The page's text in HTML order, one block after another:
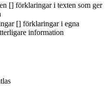
[] förklaringar i texten som ger
[] förklaringar i egna
information